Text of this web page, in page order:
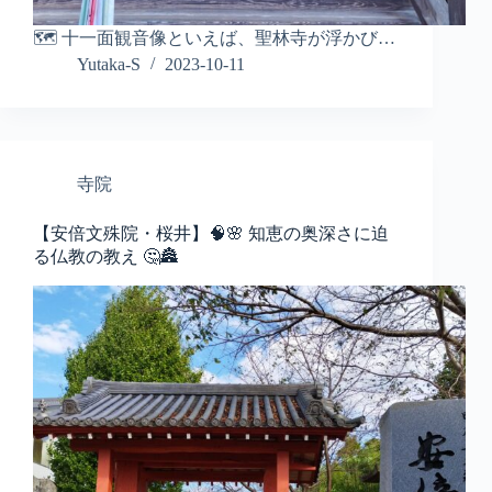
🗺️ 十一面観音像といえば、聖林寺が浮かび…
Yutaka-S
2023-10-11
寺院
【安倍文殊院・桜井】🧠🌸 知恵の奥深さに迫
る仏教の教え 🤔🏯